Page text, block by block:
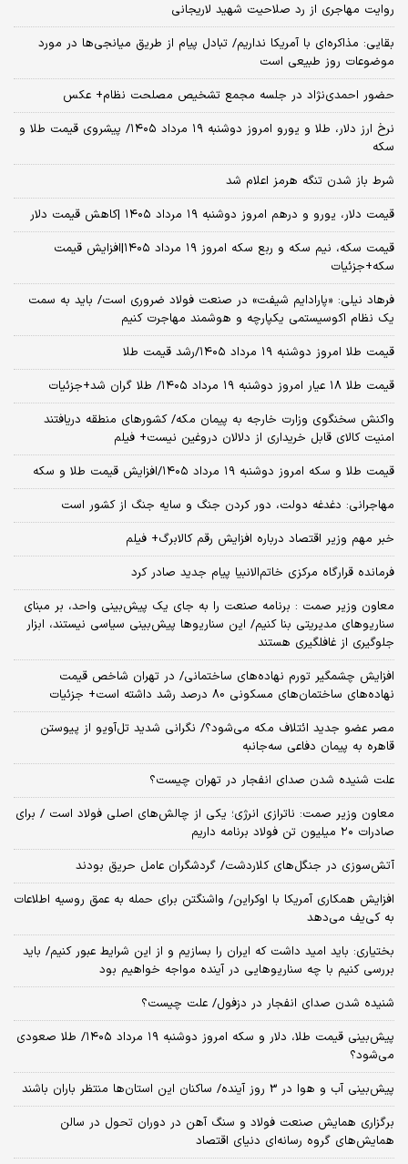
روایت مهاجری از رد صلاحیت شهید لاریجانی
بقایی: مذاکره‌ای با آمریکا نداریم/ تبادل پیام از طریق میانجی‌ها در مورد
موضوعات روز طبیعی است
حضور احمدی‌نژاد در جلسه مجمع تشخیص مصلحت نظام+ عکس
نرخ ارز دلار، طلا و یورو امروز دوشنبه ۱۹ مرداد ۱۴۰۵/ پیشروی قیمت طلا و
سکه
شرط باز شدن تنگه هرمز اعلام شد
قیمت دلار، یورو و درهم امروز دوشنبه ۱۹ مرداد ۱۴۰۵ |کاهش قیمت دلار
قیمت سکه، نیم سکه و ربع سکه امروز ۱۹ مرداد ۱۴۰۵|افزایش قیمت
سکه+جزئیات
فرهاد نیلی: «پارادایم شیفت» در صنعت فولاد ضروری است/ باید به سمت
یک نظام اکوسیستمی یکپارچه و هوشمند مهاجرت کنیم
قیمت طلا امروز دوشنبه ۱۹ مرداد ۱۴۰۵/رشد قیمت طلا
قیمت طلا ۱۸ عیار امروز دوشنبه ۱۹ مرداد ۱۴۰۵/ طلا گران شد+جزئیات
واکنش سخنگوی وزارت خارجه به پیمان مکه/ کشورهای منطقه دریافتند
امنیت کالای قابل خریداری از دلالان دروغین نیست+ فیلم
قیمت طلا و سکه امروز دوشنبه ۱۹ مرداد ۱۴۰۵/افزایش قیمت طلا و سکه
مهاجرانی: دغدغه دولت، دور کردن جنگ و سایه جنگ از کشور است
خبر مهم وزیر اقتصاد درباره افزایش رقم کالابرگ+ فیلم
فرمانده قرارگاه مرکزی خاتم‌الانبیا پیام جدید صادر کرد
معاون وزیر صمت : برنامه صنعت را به جای یک پیش‌بینی واحد، بر مبنای
سناریوهای مدیریتی بنا کنیم/ این سناریوها پیش‌بینی سیاسی نیستند، ابزار
جلوگیری از غافلگیری هستند
افزایش چشمگیر تورم نهاده‌های ساختمانی/ در تهران شاخص قیمت
نهاده‌های ساختمان‌های مسکونی 80 درصد رشد داشته است+ جزئیات
مصر عضو جدید ائتلاف مکه می‌شود؟/ نگرانی شدید تل‌آویو از پیوستن
قاهره به پیمان دفاعی سه‌جانبه
علت شنیده شدن صدای انفجار در تهران چیست؟
معاون وزیر صمت: ناترازی انرژی؛ یکی از چالش‌های اصلی فولاد است / برای
صادرات ۲۰ میلیون تن فولاد برنامه‌ داریم
آتش‌سوزی در جنگل‌های کلاردشت/ گردشگران عامل حریق بودند
افزایش همکاری آمریکا با اوکراین/ واشنگتن برای حمله به عمق روسیه اطلاعات
به کی‌یف می‌دهد
بختیاری: باید امید داشت که ایران را بسازیم و از این شرایط عبور کنیم/ باید
بررسی کنیم با چه سناریوهایی در آینده مواجه خواهیم بود
شنیده شدن صدای انفجار در دزفول/ علت چیست؟
پیش‌بینی قیمت طلا، دلار و سکه امروز دوشنبه ۱۹ مرداد ۱۴۰۵/ طلا صعودی
می‌شود؟
پیش‌بینی آب و هوا در 3 روز آینده/ ساکنان این استان‌ها منتظر باران باشند
برگزاری همایش صنعت فولاد و سنگ آهن در دوران تحول در سالن
همایش‌های گروه رسانه‌ای دنیای اقتصاد